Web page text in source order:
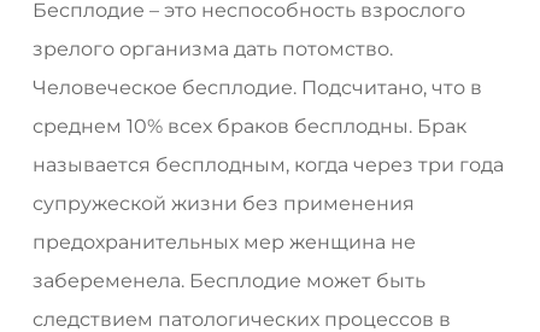
Бесплодие – это неспособность взрослого
зрелого организма дать потомство.
Человеческое бесплодие. Подсчитано, что в
среднем 10% всех браков бесплодны. Брак
называется бесплодным, когда через три года
супружеской жизни без применения
предохранительных мер женщина не
забеременела. Бесплодие может быть
следствием патологических процессов в